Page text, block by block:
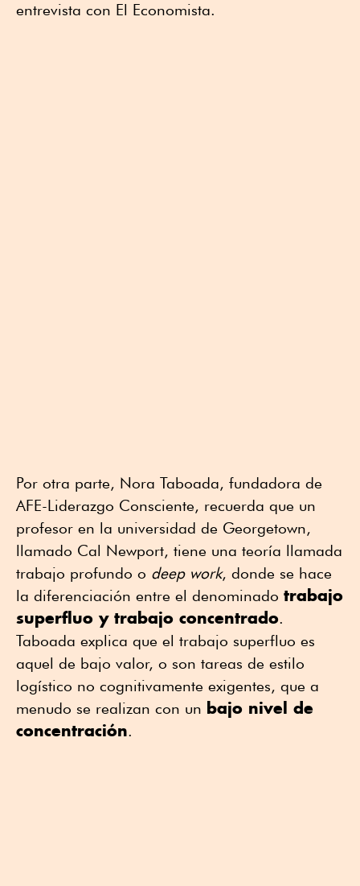
entrevista con El Economista.
Por otra parte, Nora Taboada, fundadora de
AFE-Liderazgo Consciente, recuerda que un
profesor en la universidad de Georgetown,
llamado Cal Newport, tiene una teoría llamada
trabajo profundo o deep work, donde se hace
la diferenciación entre el denominado trabajo
superfluo y trabajo concentrado.
Taboada explica que el trabajo superfluo es
aquel de bajo valor, o son tareas de estilo
logístico no cognitivamente exigentes, que a
menudo se realizan con un bajo nivel de
concentración.